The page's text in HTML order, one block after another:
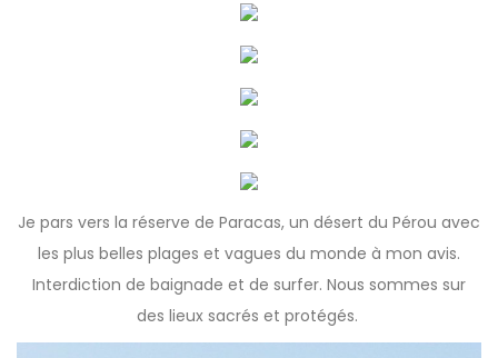
Je pars vers la réserve de Paracas, un désert du Pérou avec
les plus belles plages et vagues du monde à mon avis.
Interdiction de baignade et de surfer. Nous sommes sur
des lieux sacrés et protégés.